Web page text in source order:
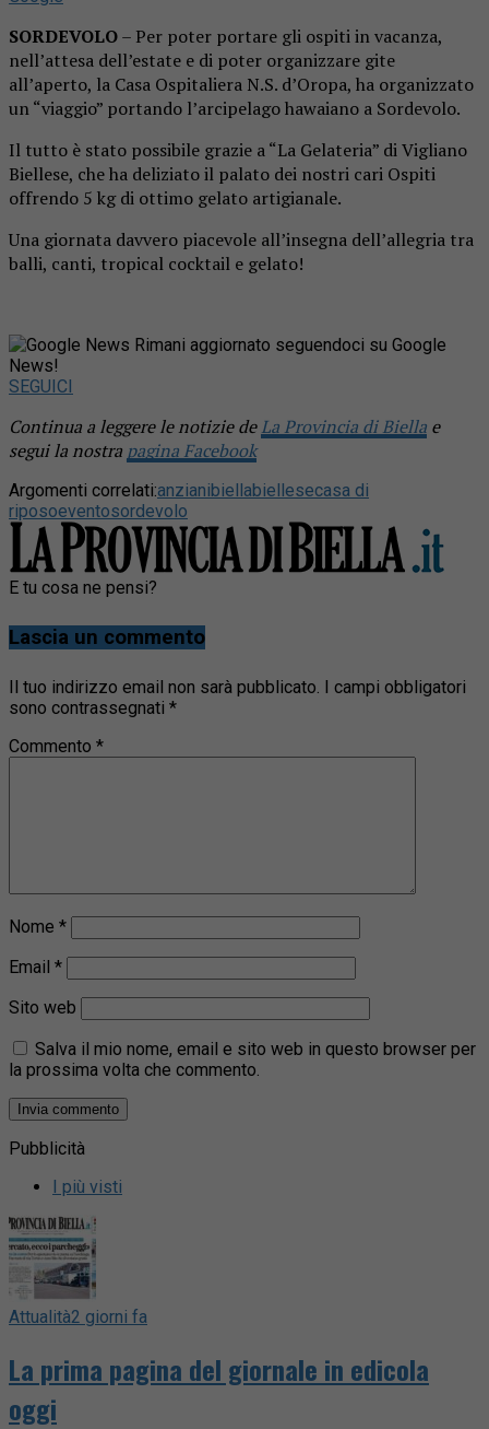
SORDEVOLO– Per poter portare gli ospiti in vacanza,
nell’attesa dell’estate e di poter organizzare gite
all’aperto, la Casa Ospitaliera N.S. d’Oropa, ha organizzato
un “viaggio” portando l’arcipelago hawaiano a Sordevolo.
Il tutto è stato possibile grazie a “La Gelateria” di Vigliano
Biellese, che ha deliziato il palato dei nostri cari Ospiti
offrendo 5 kg di ottimo gelato artigianale.
Una giornata davvero piacevole all’insegna dell’allegria tra
balli, canti, tropical cocktail e gelato!
Rimani aggiornato seguendoci su Google
News!
SEGUICI
Continua a leggere le notizie deLa Provincia di Biella e
segui la nostra pagina Facebook
Argomenti correlati:anzianibiellabiellesecasa di
riposoeventosordevolo
E tu cosa ne pensi?
Lascia un commento
Il tuo indirizzo email non sarà pubblicato. I campi obbligatori
sono contrassegnati *
Commento *
Nome *
Email *
Sito web
Salva il mio nome, email e sito web in questo browser per
la prossima volta che commento.
Pubblicità
I più visti
Attualità2 giorni fa
La prima pagina del giornale in edicola
oggi